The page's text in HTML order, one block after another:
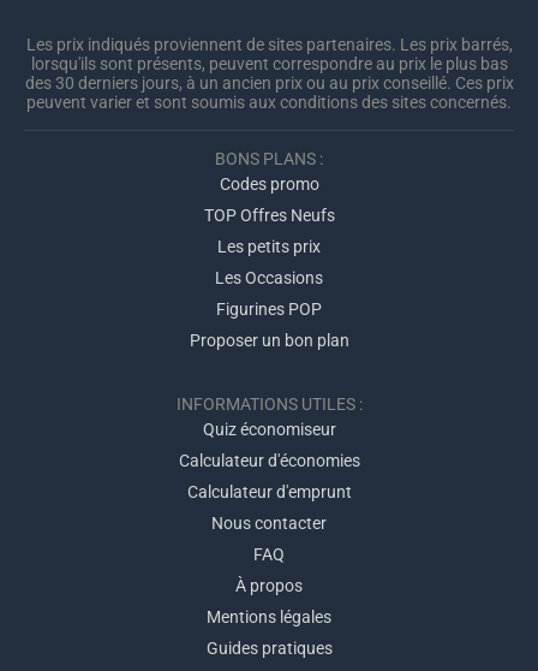
Les prix indiqués proviennent de sites partenaires. Les prix barrés,
lorsqu'ils sont présents, peuvent correspondre au prix le plus bas
des 30 derniers jours, à un ancien prix ou au prix conseillé. Ces prix
peuvent varier et sont soumis aux conditions des sites concernés.
BONS PLANS :
Codes promo
TOP Offres Neufs
Les petits prix
Les Occasions
Figurines POP
Proposer un bon plan
INFORMATIONS UTILES :
Quiz économiseur
Calculateur d'économies
Calculateur d'emprunt
Nous contacter
FAQ
À propos
Mentions légales
Guides pratiques